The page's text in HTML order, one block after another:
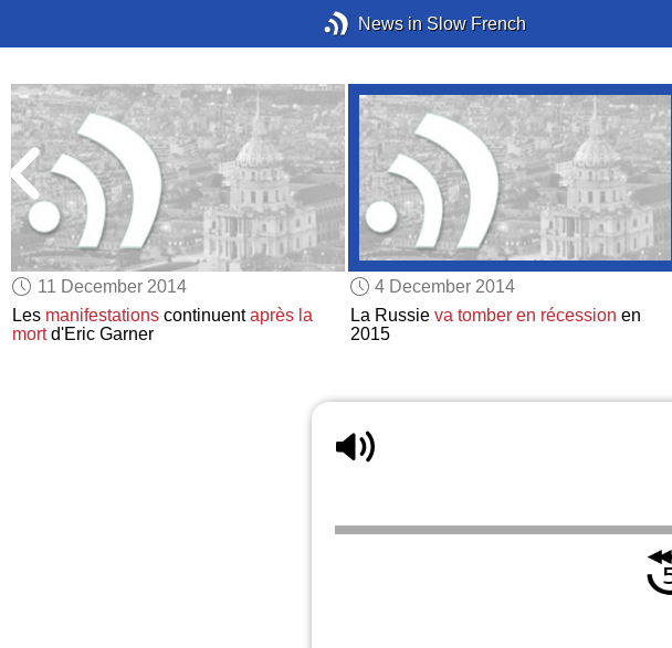
News in Slow French
11 December 2014
Les manifestations continuentaprès la
mortd'Eric Garner
4 December 2014
La Russie va tomber en récession en
2015